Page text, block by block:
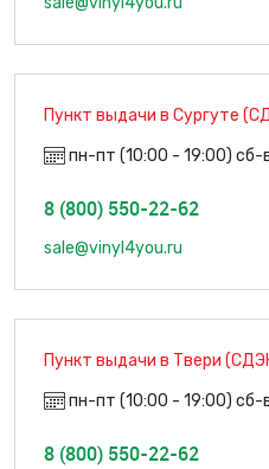
Пункт выдачи в Сургуте
пн-пт (10:00 - 19:00) сб-
8 (800) 550-22-62
sale@vinyl4you.ru
Пункт выдачи в Твери
пн-пт (10:00 - 19:00) сб-
8 (800) 550-22-62